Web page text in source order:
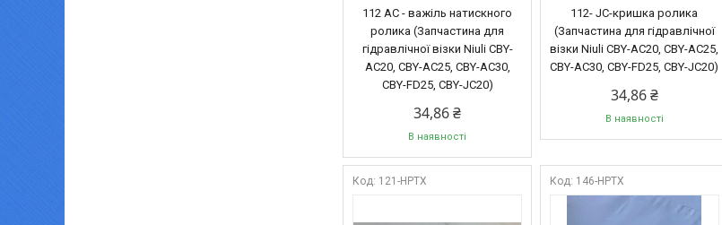
112 АС - важіль натискного
ролика (Запчастина для
гідравлічної візки Niuli CBY-
AC20, CBY-AC25, CBY-AC30,
CBY-FD25, CBY-JC20)
34,86 ₴
В наявності
112- JC-кришка ролика
(Запчастина для гідравлічної
візки Niuli CBY-AC20, CBY-AC25,
CBY-AC30, CBY-FD25, CBY-JC20)
34,86 ₴
В наявності
121-HPTX 146-HPTX